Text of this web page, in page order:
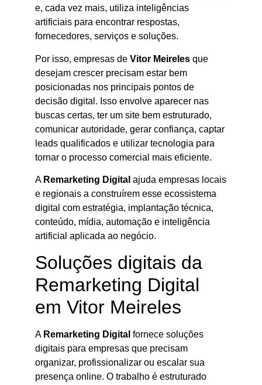
e, cada vez mais, utiliza inteligências
artificiais para encontrar respostas,
fornecedores, serviços e soluções.
Por isso, empresas de Vitor Meireles que
desejam crescer precisam estar bem
posicionadas nos principais pontos de
decisão digital. Isso envolve aparecer nas
buscas certas, ter um site bem estruturado,
comunicar autoridade, gerar confiança, captar
leads qualificados e utilizar tecnologia para
tornar o processo comercial mais eficiente.
A Remarketing Digital ajuda empresas locais
e regionais a construírem esse ecossistema
digital com estratégia, implantação técnica,
conteúdo, mídia, automação e inteligência
artificial aplicada ao negócio.
Soluções digitais da
Remarketing Digital
em Vitor Meireles
A Remarketing Digital fornece soluções
digitais para empresas que precisam
organizar, profissionalizar ou escalar sua
presença online. O trabalho é estruturado